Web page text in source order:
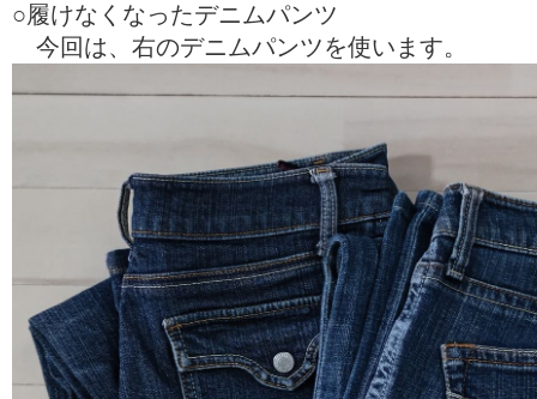
○履けなくなったデニムパンツ
今回は、右のデニムパンツを使います。